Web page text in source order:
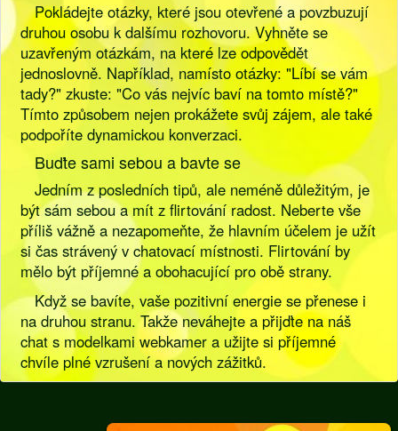
Pokládejte otázky, které jsou otevřené a povzbuzují
druhou osobu k dalšímu rozhovoru. Vyhněte se
uzavřeným otázkám, na které lze odpovědět
jednoslovně. Například, namísto otázky: "Líbí se vám
tady?" zkuste: "Co vás nejvíc baví na tomto místě?"
Tímto způsobem nejen prokážete svůj zájem, ale také
podpoříte dynamickou konverzaci.
Buďte sami sebou a bavte se
Jedním z posledních tipů, ale neméně důležitým, je
být sám sebou a mít z flirtování radost. Neberte vše
příliš vážně a nezapomeňte, že hlavním účelem je užít
si čas strávený v chatovací místnosti. Flirtování by
mělo být příjemné a obohacující pro obě strany.
Když se bavíte, vaše pozitivní energie se přenese i
na druhou stranu. Takže neváhejte a přijďte na náš
chat s modelkami webkamer a užijte si příjemné
chvíle plné vzrušení a nových zážitků.